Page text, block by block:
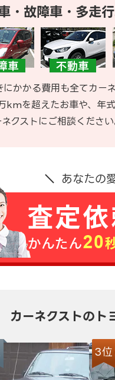
・故障車・多走
にかかる費用も全てカー
kmを超えたお車や、年
クストにご相談ください
あなたの
カーネクストのト
3位